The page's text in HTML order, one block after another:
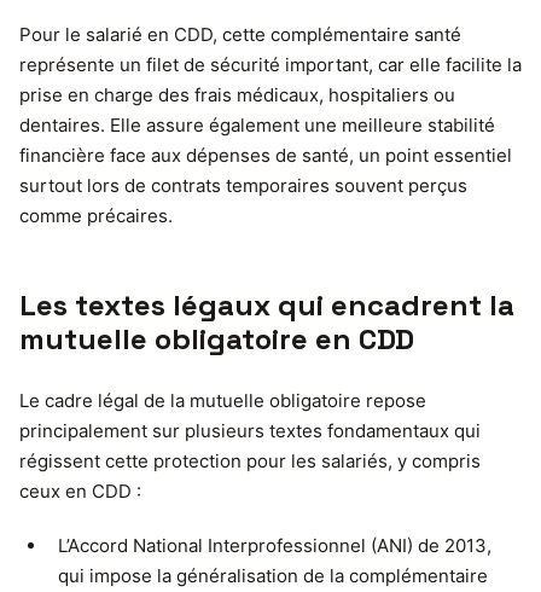
Pour le salarié en CDD, cette complémentaire santé
représente un filet de sécurité important, car elle facilite la
prise en charge des frais médicaux, hospitaliers ou
dentaires. Elle assure également une meilleure stabilité
financière face aux dépenses de santé, un point essentiel
surtout lors de contrats temporaires souvent perçus
comme précaires.
Les textes légaux qui encadrent la
mutuelle obligatoire en CDD
Le cadre légal de la mutuelle obligatoire repose
principalement sur plusieurs textes fondamentaux qui
régissent cette protection pour les salariés, y compris
ceux en CDD :
L’Accord National Interprofessionnel (ANI) de 2013,
qui impose la généralisation de la complémentaire